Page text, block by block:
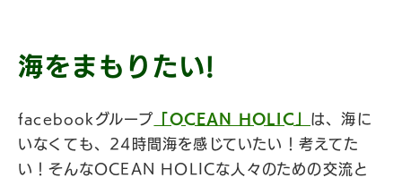
海をまもりたい!
facebookグループ 「OCEAN HOLIC」 は、海に
いなくても、24時間海を感じていたい！考えてた
い！そんなOCEAN HOLICな人々のための交流と